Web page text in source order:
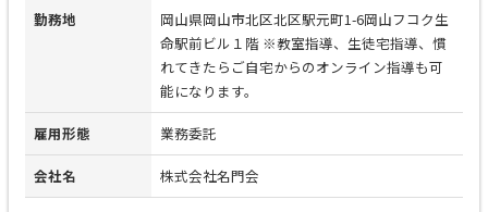
勤務地
岡山県岡山市北区北区駅元町1-6岡山フコク生
命駅前ビル１階 ※教室指導、生徒宅指導、慣
れてきたらご自宅からのオンライン指導も可
能になります。
雇用形態 業務委託
会社名 株式会社名門会